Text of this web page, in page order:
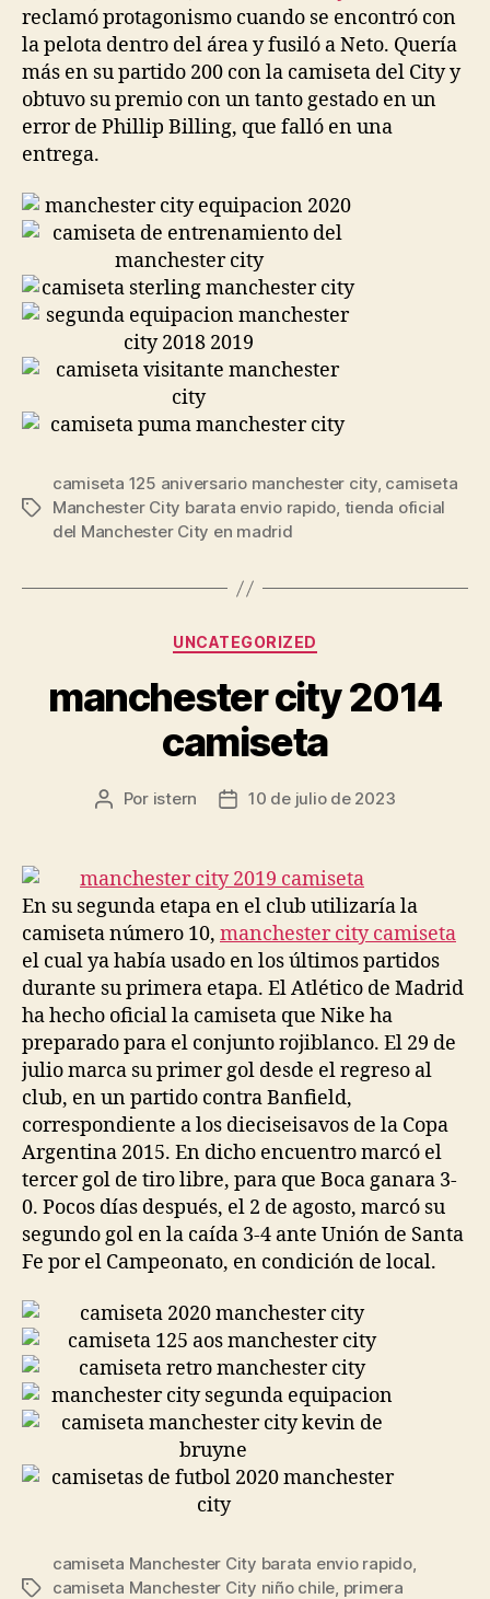
reclamó protagonismo cuando se encontró con
la pelota dentro del área y fusiló a Neto. Quería
más en su partido 200 con la camiseta del City y
obtuvo su premio con un tanto gestado en un
error de Phillip Billing, que falló en una
entrega.
Etiquetas
camiseta 125 aniversario manchester city, camiseta
Manchester City barata envio rapido, tienda oficial
del Manchester City en madrid
Categorías
UNCATEGORIZED
manchester city 2014
camiseta
Autor
entrada
Por istern
Fecha
entrada
10 de julio de 2023
En su segunda etapa en el club utilizaría la
camiseta número 10, manchester city camiseta
el cual ya había usado en los últimos partidos
durante su primera etapa. El Atlético de Madrid
ha hecho oficial la camiseta que Nike ha
preparado para el conjunto rojiblanco. El 29 de
julio marca su primer gol desde el regreso al
club, en un partido contra Banfield,
correspondiente a los dieciseisavos de la Copa
Argentina 2015. En dicho encuentro marcó el
tercer gol de tiro libre, para que Boca ganara 3-
0. Pocos días después, el 2 de agosto, marcó su
segundo gol en la caída 3-4 ante Unión de Santa
Fe por el Campeonato, en condición de local.
Etiquetas
camiseta Manchester City barata envio rapido,
camiseta Manchester City niño chile, primera